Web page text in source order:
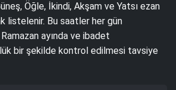
Öğle, İkindi, Akşam ve Yatsı ezan
listelenir. Bu saatler her gün
ayında ve ibadet
bir şekilde kontrol edilmesi tavsiye